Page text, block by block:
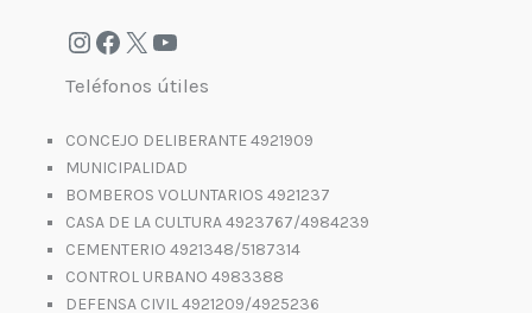
Teléfonos útiles
CONCEJO DELIBERANTE 4921909
MUNICIPALIDAD
BOMBEROS VOLUNTARIOS 4921237
CASA DE LA CULTURA 4923767/4984239
CEMENTERIO 4921348/5187314
CONTROL URBANO 4983388
DEFENSA CIVIL 4921209/4925236